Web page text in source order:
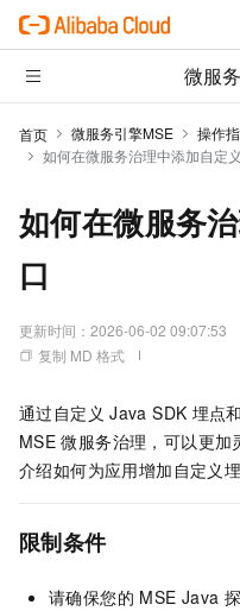
微服
首页 微服务引擎MSE 操作
如何在微服务治理中添加自定
如何在微服务
口
更新时间： 2026-06-02 09:07:53
复制 MD 格式
通过自定义 Java SDK 埋点和
MSE 微服务治理，可以更加
介绍如何为应用增加自定义埋
限制条件
请确保您的 MSE Java